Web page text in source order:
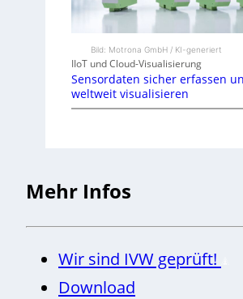
Bild: Motrona GmbH / KI-generiert
IIoT und Cloud-Visualisierung
Sensordaten sicher erfassen
weltweit visualisieren
Mehr Infos
Wir sind IVW geprüft!
Download